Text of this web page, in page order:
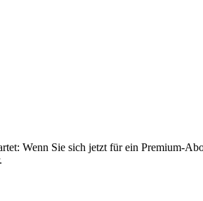
Wenn Sie sich jetzt für ein Premium-